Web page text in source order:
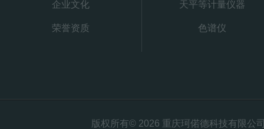
企业文化
荣誉资质
天平等计量仪器
色谱仪
版权所有© 2026 重庆珂偌德科技有限